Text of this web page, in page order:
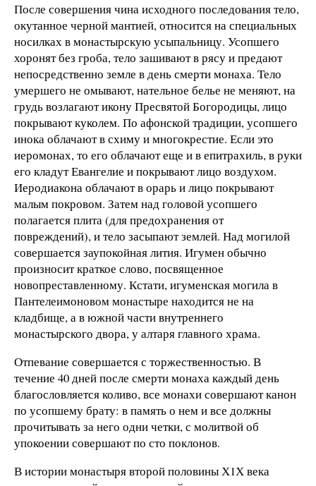
После совершения чина исходного последования тело,
окутанное черной мантией, относится на специальных
носилках в монастырскую усыпальницу. Усопшего
хоронят без гроба, тело зашивают в рясу и предают
непосредственно земле в день смерти монаха. Тело
умершего не омывают, нательное белье не меняют, на
грудь возлагают икону Пресвятой Богородицы, лицо
покрывают куколем. По афонской традиции, усопшего
инока облачают в схиму и многокрестие. Если это
иеромонах, то его облачают еще и в епитрахиль, в руки
его кладут Евангелие и покрывают лицо воздухом.
Иеродиакона облачают в орарь и лицо покрывают
малым покровом. Затем над головой усопшего
полагается плита (для предохранения от
повреждений), и тело засыпают землей. Над могилой
совершается заупокойная лития. Игумен обычно
произносит краткое слово, посвященное
новопреставленному. Кстати, игуменская могила в
Пантелеимоновом монастыре находится не на
кладбище, а в южной части внутреннего
монастырского двора, у алтаря главного храма.
Отпевание совершается с торжественностью. В
течение 40 дней после смерти монаха каждый день
благословляется коливо, все монахи совершают канон
по усопшему брату: в память о нем и все должны
прочитывать за него одни четки, с молитвой об
упокоении совершают по сто поклонов.
В истории монастыря второй половины Х1Х века